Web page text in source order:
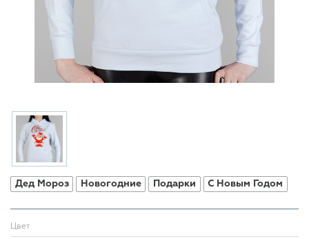
Дед Мороз Новогодние Подарки С Новым Годом
Цвет